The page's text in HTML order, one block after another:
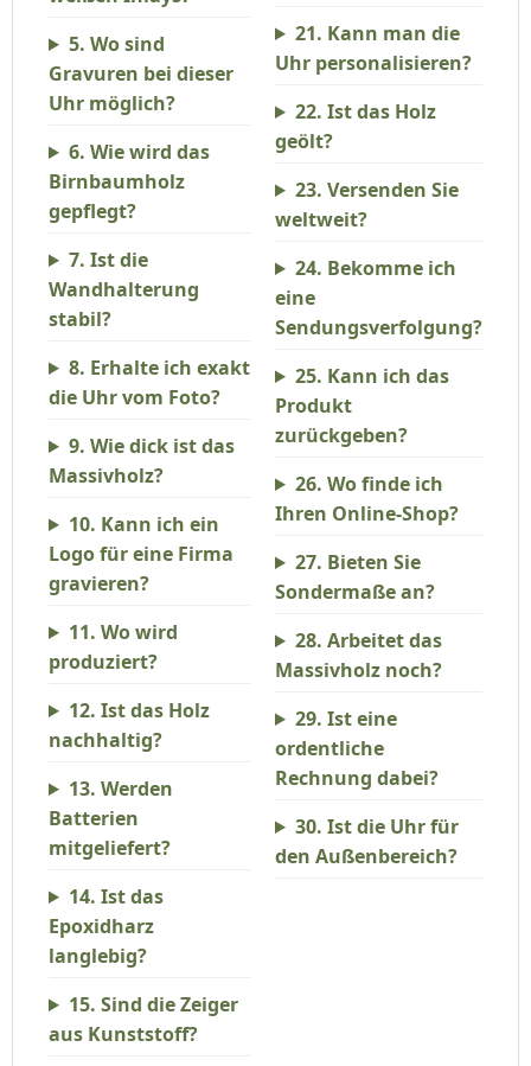
5. Wo sind
Gravuren bei dieser
Uhr möglich?
6. Wie wird das
Birnbaumholz
gepflegt?
7. Ist die
Wandhalterung
stabil?
8. Erhalte ich exakt
die Uhr vom Foto?
9. Wie dick ist das
Massivholz?
10. Kann ich ein
Logo für eine Firma
gravieren?
11. Wo wird
produziert?
12. Ist das Holz
nachhaltig?
13. Werden
Batterien
mitgeliefert?
14. Ist das
Epoxidharz
langlebig?
15. Sind die Zeiger
aus Kunststoff?
21. Kann man die
Uhr personalisieren?
22. Ist das Holz
geölt?
23. Versenden Sie
weltweit?
24. Bekomme ich
eine
Sendungsverfolgung?
25. Kann ich das
Produkt
zurückgeben?
26. Wo finde ich
Ihren Online-Shop?
27. Bieten Sie
Sondermaße an?
28. Arbeitet das
Massivholz noch?
29. Ist eine
ordentliche
Rechnung dabei?
30. Ist die Uhr für
den Außenbereich?